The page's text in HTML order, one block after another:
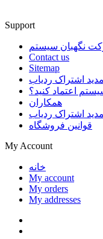
Support
نگهبان سیستم
Contact us
Sitemap
اعتماد کنید؟
همکاران
قوانین فروشگاه
My Account
خانه
My account
My orders
My addresses